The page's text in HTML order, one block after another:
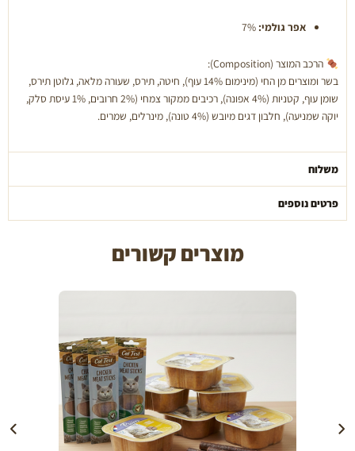
אפר גולמי: 7%
הרכב המוצר (Composition):
בשר ומוצרים מן החי (מינימום 14% עוף), חיטה, תירס, שעורה מלאה, גלוטן תירס,
שומן עוף, קטניות (4% אפונה), רכיבים ממקור צמחי (2% חרובים, 1% עיסת סלק,
יוקה שמניעה), חלבון דגים מיובש (4% טונה), מינרלים, שמרים.
משלוח
פרטים נוספים
מוצרים קשורים
הוספה לעגלה